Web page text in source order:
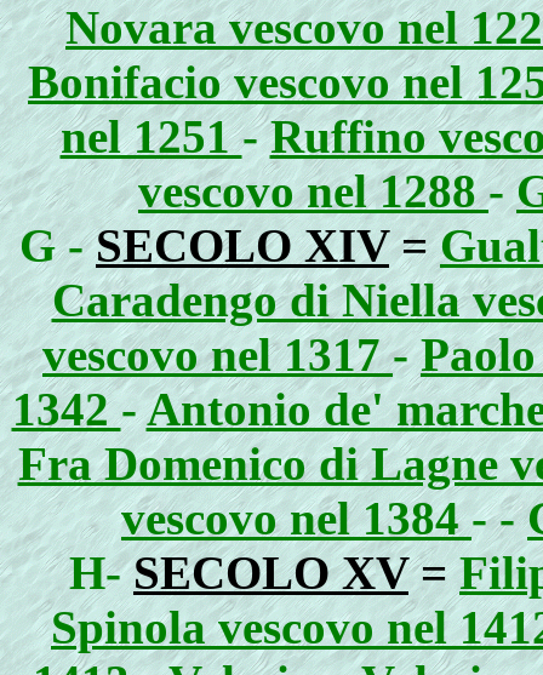
Novara vescovo nel
Bonifacio vescovo nel
nel 1251-Ruffino
vescovo nel 1288-
G -SECOLO XIV=
Caradengo di Niella
vescovo nel 1317-
1342-Antonio de'
Fra Domenico di Lagne
vescovo nel 1384- -
H-SECOLO XV=
Spinola vescovo nel